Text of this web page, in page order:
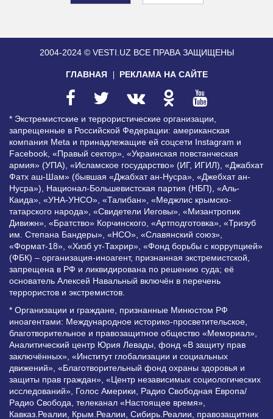
2004-2024 © VESTI.UZ ВСЕ ПРАВА ЗАЩИЩЕНЫ
ГЛАВНАЯ РЕКЛАМА НА САЙТЕ
* Экстремистские и террористические организации,
запрещенные в Российской Федерации: американская
компания Meta и принадлежащие ей соцсети Instagram и
Facebook, «Правый сектор», «Украинская повстанческая
армия» (УПА), «Исламское государство» (ИГ, ИГИЛ), «Джабхат
Фатх аш-Шам» (бывшая «Джабхат ан-Нусра», «Джебхат ан-
Нусра»), Национал-Большевистская партия (НБП), «Аль-
Каида», «УНА-УНСО», «Талибан», «Меджлис крымско-
татарского народа», «Свидетели Иеговы», «Мизантропик
Дивижн», «Братство» Корчинского, «Артподготовка», «Тризуб
им. Степана Бандеры», «НСО», «Славянский союз»,
«Формат-18», «Хизб ут-Тахрир», «Фонд борьбы с коррупцией»
(ФБК) – организация-иноагент, признанная экстремистской,
запрещена в РФ и ликвидирована по решению суда; её
основатель Алексей Навальный включён в перечень
террористов и экстремистов.
* Организации и граждане, признанные Минюстом РФ
иноагентами: Международное историко-просветительское,
благотворительное и правозащитное общество «Мемориал»,
Аналитический центр Юрия Левады, фонд «В защиту прав
заключённых», «Институт глобализации и социальных
движений», «Благотворительный фонд охраны здоровья и
защиты прав граждан», «Центр независимых социологических
исследований», Голос Америки, Радио Свободная Европа/
Радио Свобода, телеканал «Настоящее время»,
Кавказ.Реалии, Крым.Реалии, Сибирь.Реалии, правозащитник